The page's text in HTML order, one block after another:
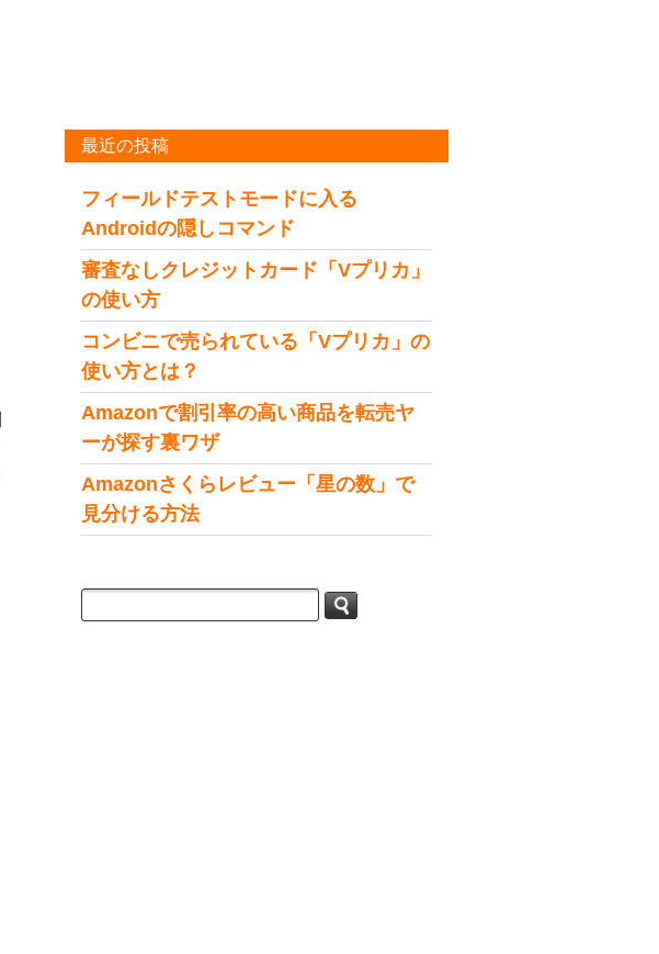
最近の投稿
フィールドテストモードに入る
Androidの隠しコマンド
審査なしクレジットカード「Vプリカ」
の使い方
コンビニで売られている「Vプリカ」の
使い方とは？
Amazonで割引率の高い商品を転売ヤ
ーが探す裏ワザ
Amazonさくらレビュー「星の数」で
見分ける方法